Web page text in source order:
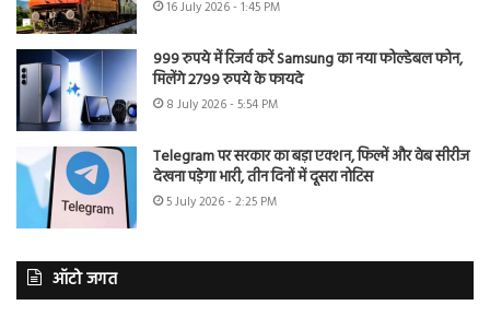
16 July 2026 - 1:45 PM
999 रुपये में रिजर्व करें Samsung का नया फोल्डेबल फोन,
मिलेंगे 2799 रुपये के फायदे
8 July 2026 - 5:54 PM
Telegram पर सरकार का बड़ा एक्शन, फिल्में और वेब सीरीज
देखना पड़ेगा भारी, तीन दिनों में दूसरा नोटिस
5 July 2026 - 2:25 PM
ऑटो जगत